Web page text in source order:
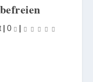
| 0 |